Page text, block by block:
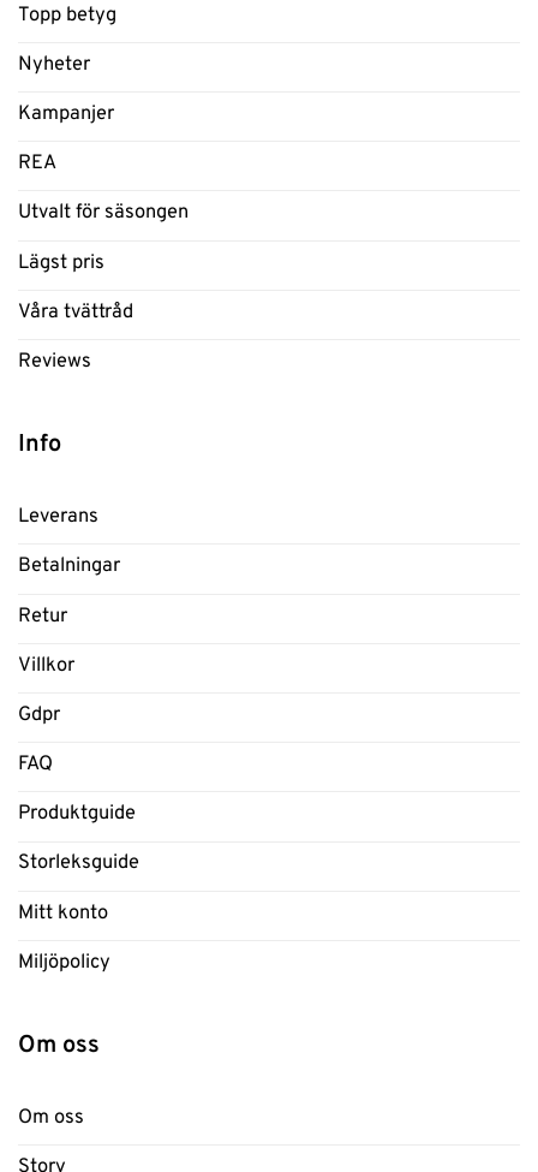
Topp betyg
Nyheter
Kampanjer
REA
Utvalt för säsongen
Lägst pris
Våra tvättråd
Reviews
Info
Leverans
Betalningar
Retur
Villkor
Gdpr
FAQ
Produktguide
Storleksguide
Mitt konto
Miljöpolicy
Om oss
Om oss
Story